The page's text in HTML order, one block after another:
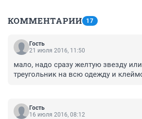
КОММЕНТАРИИ 17
Гость
21 июля 2016, 11:50
мало, надо сразу желтую звезду
треугольник на всю одежду и
Гость
16 июля 2016, 08:12